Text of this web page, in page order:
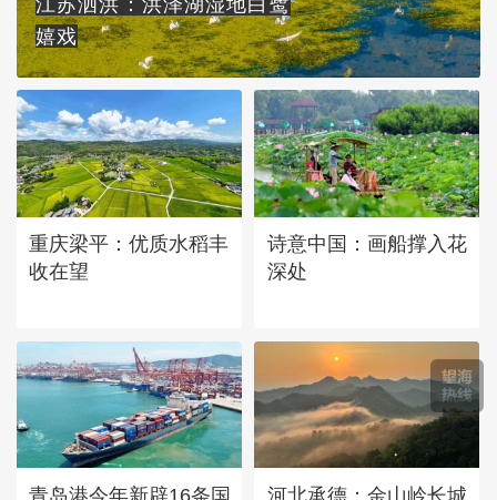
嬉戏
重庆梁平：优质水稻丰
收在望
诗意中国：画船撑入花
深处
青岛港今年新辟16条国 河北承德：金山岭长城